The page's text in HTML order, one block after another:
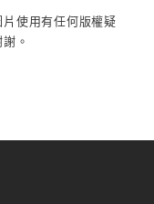
使用有任何版權疑
。